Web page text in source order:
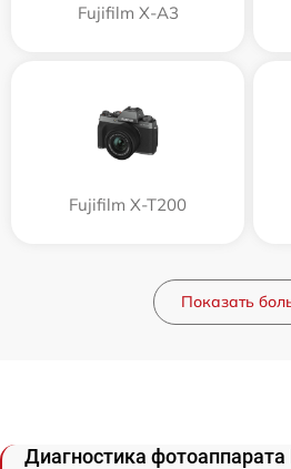
Fujifilm X-A3
Fujifilm X-T200
Показать
Диагностика